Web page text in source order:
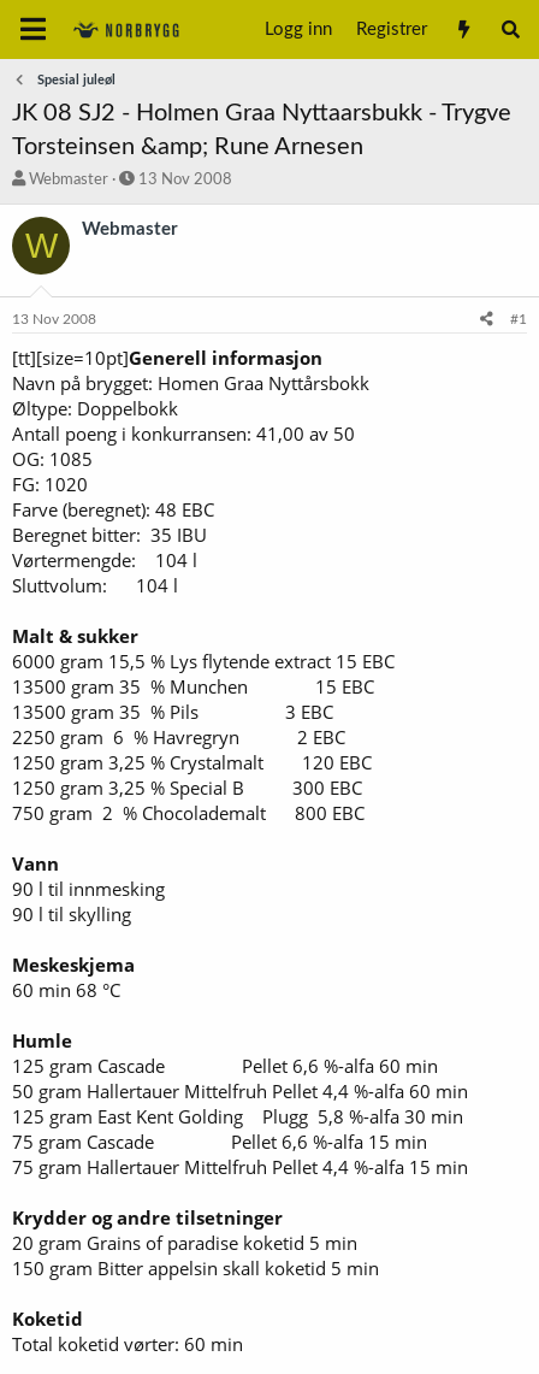
Logg inn Registrer
Spesial juleøl
JK 08 SJ2 - Holmen Graa Nyttaarsbukk - Trygve
Torsteinsen &amp; Rune Arnesen
T
å
d
t
r
Webmaster
S
a
o
13 Nov 2008
W Webmaster
13 Nov 2008 #1
[tt][size=10pt]Generell informasjon
Navn på brygget: Homen Graa Nyttårsbokk
Øltype: Doppelbokk
Antall poeng i konkurransen: 41,00 av 50
OG: 1085
FG: 1020
Farve (beregnet): 48 EBC
Beregnet bitter: 35 IBU
Vørtermengde: 104 l
Sluttvolum: 104 l
Malt & sukker
6000 gram 15,5 % Lys flytende extract 15 EBC
13500 gram 35 % Munchen 15 EBC
13500 gram 35 % Pils 3 EBC
2250 gram 6 % Havregryn 2 EBC
1250 gram 3,25 % Crystalmalt 120 EBC
1250 gram 3,25 % Special B 300 EBC
750 gram 2 % Chocolademalt 800 EBC
Vann
90 l til innmesking
90 l til skylling
Meskeskjema
60 min 68 °C
Humle
125 gram Cascade Pellet 6,6 %-alfa 60 min
50 gram Hallertauer Mittelfruh Pellet 4,4 %-alfa 60 min
125 gram East Kent Golding Plugg 5,8 %-alfa 30 min
75 gram Cascade Pellet 6,6 %-alfa 15 min
75 gram Hallertauer Mittelfruh Pellet 4,4 %-alfa 15 min
Krydder og andre tilsetninger
20 gram Grains of paradise koketid 5 min
150 gram Bitter appelsin skall koketid 5 min
Koketid
Total koketid vørter: 60 min